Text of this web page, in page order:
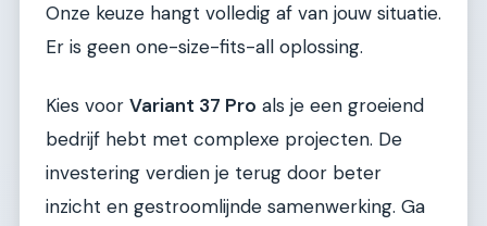
Onze keuze hangt volledig af van jouw situatie.
Er is geen one-size-fits-all oplossing.
Kies voor Variant 37 Pro als je een groeiend
bedrijf hebt met complexe projecten. De
investering verdien je terug door beter
inzicht en gestroomlijnde samenwerking. Ga